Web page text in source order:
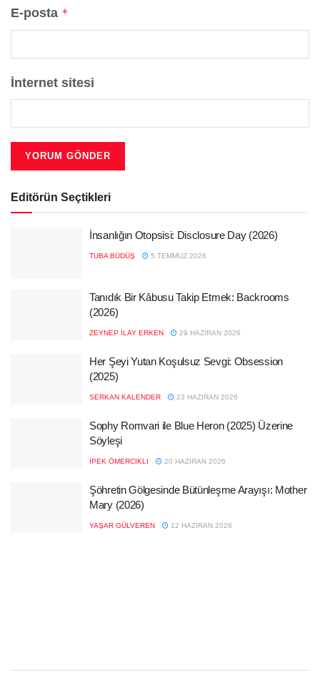
E-posta *
İnternet sitesi
Editörün Seçtikleri
İnsanlığın Otopsisi: Disclosure Day (2026)
TUBA BÜDÜŞ 5 TEMMUZ 2026
Tanıdık Bir Kâbusu Takip Etmek: Backrooms
(2026)
ZEYNEP İLAY ERKEN 29 HAZIRAN 2026
Her Şeyi Yutan Koşulsuz Sevgi: Obsession
(2025)
SERKAN KALENDER 23 HAZIRAN 2026
Sophy Romvari ile Blue Heron (2025) Üzerine
Söyleşi
İPEK ÖMERCIKLI 20 HAZIRAN 2026
Şöhretin Gölgesinde Bütünleşme Arayışı: Mother
Mary (2026)
YAŞAR GÜLVEREN 12 HAZIRAN 2026